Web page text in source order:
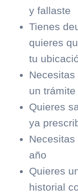
y fallaste
Tienes
quieres
tu
un
Quieres
ya
año
Quieres
historial